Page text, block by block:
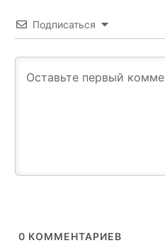
Подписаться
0 КОММЕНТАРИЕВ